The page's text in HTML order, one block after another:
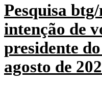
Pesquisa
intenção de
presidente
agosto de